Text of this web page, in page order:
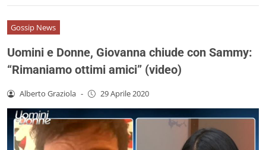
Gossip News
Uomini e Donne, Giovanna chiude con Sammy:
“Rimaniamo ottimi amici” (video)
Alberto Graziola - 29 Aprile 2020